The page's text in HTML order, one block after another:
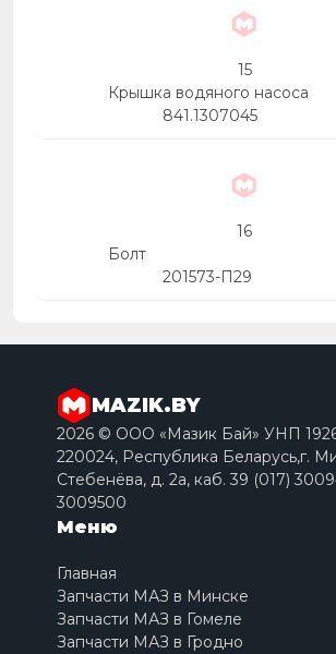
15
Крышка водяного насоса
841.1307045
16
Болт
201573-П29
MAZIK.BY
2026 © ООО «Мазик Бай» УНП
220024, Республика Беларусь,г.
Стебенёва, д. 2a, каб. 39 (017)
3009500
Меню
Главная
Запчасти МАЗ в Минске
Запчасти МАЗ в Гомеле
Запчасти МАЗ в Гродно